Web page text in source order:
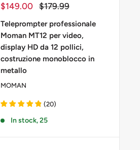
Prezzo
$149.00 Prezzo
$179.99
Teleprompter professionale
Moman MT12 per video,
display HD da 12 pollici,
costruzione monoblocco in
metallo
MOMAN
(20)
In stock, 25